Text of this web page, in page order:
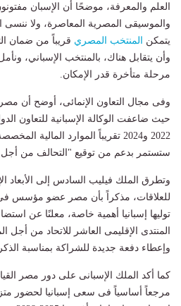
العلم والمعرفة، موضحًا أن الإسبان
والموسيقى المصرية المعاصرة، ولا ننسى
يتمكن
المنتخب المصري قريباً من ضمان
وأن يتقابل هناك، بالمنتخب الإسباني،
مرحلة متأخرة قدر الإمكان.
وفى مجال التعاون الإنمائى، أوضح أن مصر
حيث ضاعفت الوكالة الإسبانية للتعاون
2022 و2024 تقريباً الموارد المالية
ستستمر بدعم من توقيع "التحالف من أجل
وتطرق الملك فيليب السادس إلى الأبعاد
للعلاقات، مذكراً بأن مصر عضو مؤسس فى
توليها إسبانيا أهمية خاصة، معلنًا عن
المنتدى الإقليمى العاشر للاتحاد من أجل
وإعطاء دفعة جديدة للشراكة بمناسبة
كما أكد الملك الإسبانى على دور مصر
مرجعاً أساسياً فى سعى إسبانيا لحضور